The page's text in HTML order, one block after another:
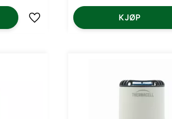
Lagre som favoritt
KJØP